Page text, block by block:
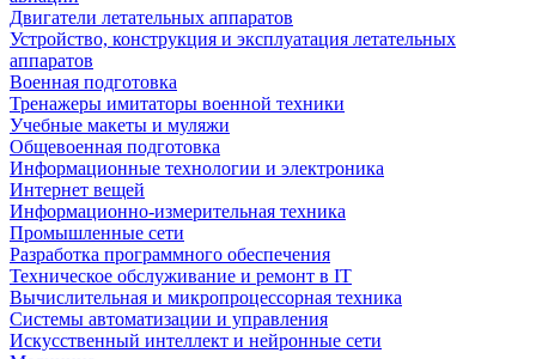
Двигатели летательных аппаратов
Устройство, конструкция и эксплуатация летательных
аппаратов
Военная подготовка
Тренажеры имитаторы военной техники
Учебные макеты и муляжи
Общевоенная подготовка
Информационные технологии и электроника
Интернет вещей
Информационно-измерительная техника
Промышленные сети
Разработка программного обеспечения
Техническое обслуживание и ремонт в IT
Вычислительная и микропроцессорная техника
Системы автоматизации и управления
Искусственный интеллект и нейронные сети